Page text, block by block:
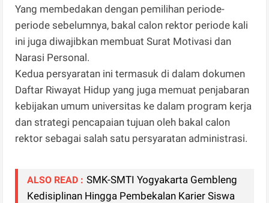
Yang membedakan dengan pemilihan periode-
periode sebelumnya, bakal calon rektor periode kali
ini juga diwajibkan membuat Surat Motivasi dan
Narasi Personal.
Kedua persyaratan ini termasuk di dalam dokumen
Daftar Riwayat Hidup yang juga memuat penjabaran
kebijakan umum universitas ke dalam program kerja
dan strategi pencapaian tujuan oleh bakal calon
rektor sebagai salah satu persyaratan administrasi.
ALSO READ : SMK-SMTI Yogyakarta Gembleng
Kedisiplinan Hingga Pembekalan Karier Siswa